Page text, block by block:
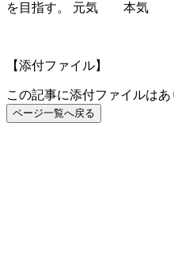
を目指す。 元気 本気 根
【添付ファイル】
この記事に添付ファイルはあ